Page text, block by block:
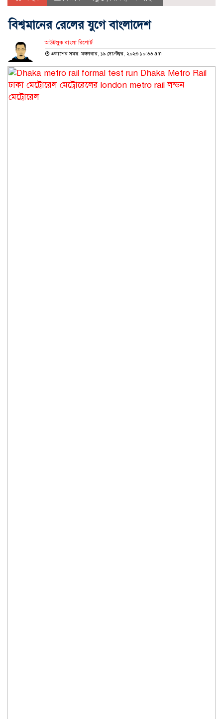
বিশ্বমানের রেলের যুগে বাংলাদেশ
আউটলুক বাংলা রিপোর্ট
প্রকাশের সময়: মঙ্গলবার, ১৯ সেপ্টেম্বর, ২০২৩ ১০:৩৩ am